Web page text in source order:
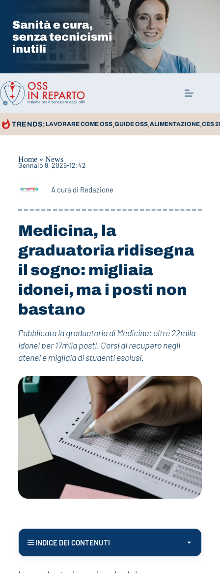
TRENDS: LAVORARE COME OSS,GUIDE OSS,ALIMENTAZIONE,CES
Home» News
Gennaio 9, 2026 12:42
A cura di Redazione
Medicina, la
graduatoria ridisegna
il sogno: migliaia
idonei, ma i posti non
bastano
Pubblicata la graduatoria di Medicina: oltre 22mila
idonei per 17mila posti. Corsi di recupero negli
atenei e migliaia di studenti esclusi.
INDICE DEI CONTENUTI